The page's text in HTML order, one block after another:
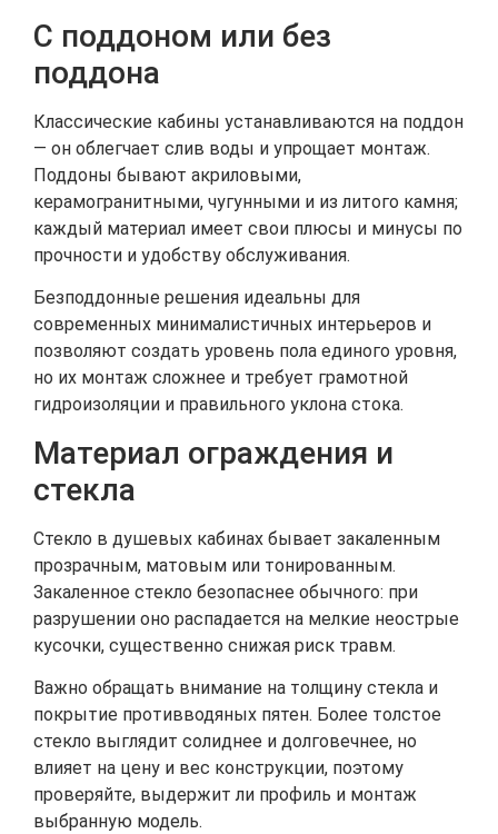
С поддоном или без
поддона
Классические кабины устанавливаются на поддон
— он облегчает слив воды и упрощает монтаж.
Поддоны бывают акриловыми,
керамогранитными, чугунными и из литого камня;
каждый материал имеет свои плюсы и минусы по
прочности и удобству обслуживания.
Безподдонные решения идеальны для
современных минималистичных интерьеров и
позволяют создать уровень пола единого уровня,
но их монтаж сложнее и требует грамотной
гидроизоляции и правильного уклона стока.
Материал ограждения и
стекла
Стекло в душевых кабинах бывает закаленным
прозрачным, матовым или тонированным.
Закаленное стекло безопаснее обычного: при
разрушении оно распадается на мелкие неострые
кусочки, существенно снижая риск травм.
Важно обращать внимание на толщину стекла и
покрытие противводяных пятен. Более толстое
стекло выглядит солиднее и долговечнее, но
влияет на цену и вес конструкции, поэтому
проверяйте, выдержит ли профиль и монтаж
выбранную модель.